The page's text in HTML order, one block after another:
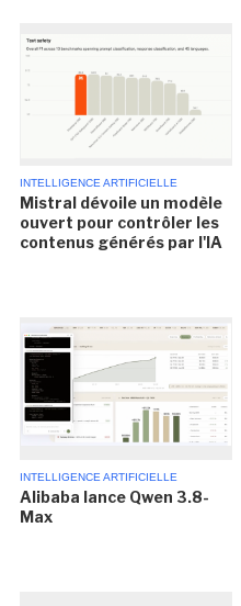
INTELLIGENCE ARTIFICIELLE
Mistral dévoile un modèle
ouvert pour contrôler les
contenus générés par l'IA
INTELLIGENCE ARTIFICIELLE
Alibaba lance Qwen 3.8-
Max